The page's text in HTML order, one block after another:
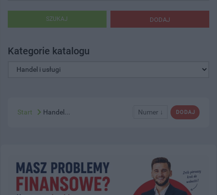
DODAJ
SZUKAJ
Kategorie katalogu
DODAJ
Numer ↓
Start Handel...